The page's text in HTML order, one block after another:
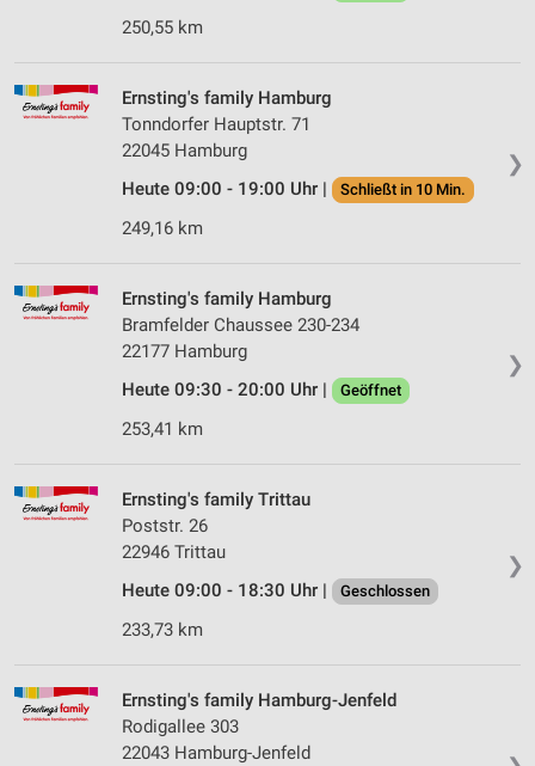
250,55 km
❯
Ernsting's family Hamburg
Tonndorfer Hauptstr. 71
22045 Hamburg
Heute 09:00 - 19:00 Uhr |
Schließt in 10 Min.
249,16 km
❯
Ernsting's family Hamburg
Bramfelder Chaussee 230-234
22177 Hamburg
Heute 09:30 - 20:00 Uhr |
Geöffnet
253,41 km
❯
Ernsting's family Trittau
Poststr. 26
22946 Trittau
Heute 09:00 - 18:30 Uhr |
Geschlossen
233,73 km
Ernsting's family Hamburg-Jenfeld
Rodigallee 303
22043 Hamburg-Jenfeld